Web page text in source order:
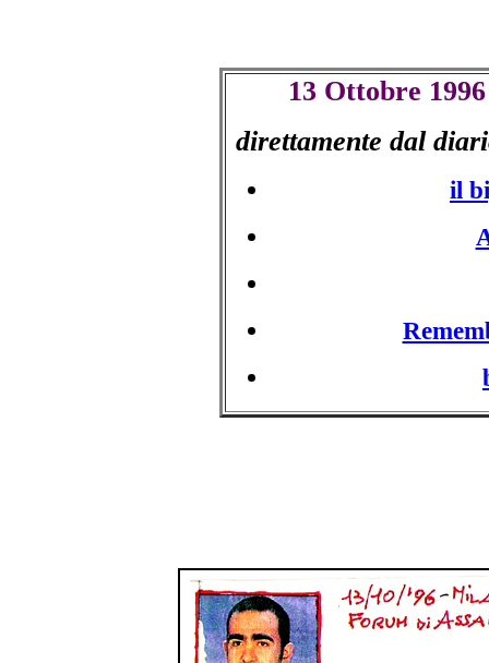
13 Ottobre
direttamente dal
il